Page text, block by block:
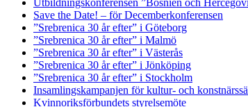
Utbildningskonferensen ”Bosnien och
Save the Date! – för Decemberkonferensen
”Srebrenica 30 år efter” i Göteborg
”Srebrenica 30 år efter” i Malmö
”Srebrenica 30 år efter” i Västerås
”Srebrenica 30 år efter” i Jönköping
”Srebrenica 30 år efter” i Stockholm
Insamlingskampanjen för kultur- och
Kvinnoriksförbundets styrelsemöte